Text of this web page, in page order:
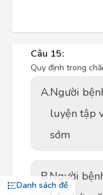
Danh sách đề
Câu 15:
Quy định trong
A.Người
luyện tập
sớm
B.Người